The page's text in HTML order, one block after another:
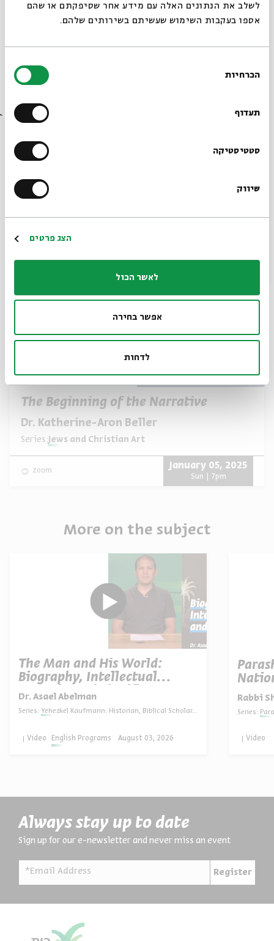
לשלב את הנתונים האלה עם מידע אחר שסיפקתם או שהם
אספו בעקבות השימוש שעשיתם בשירותים שלהם.
הסכמה
הכרחיות
תעדוף
סטטיסטיקה
שיווק
הצג פרטים
לאשר הכול
אפשר בחירה
לדחות
Sun | 7pm
Dr. Katherine-Aron Beller
The Beginning of the Narrative
Dr. Katherine-Aron Beller
Series: Jews and Christian Art
zoom
January 05, 2025
Sun | 7pm
More on the subject
The Man and His World:
Biography, Intellectual
Portrait, and Significance
Dr. Asael Abelman
Series: Yehezkel Kaufmann: Historian, Biblical Scholar, and Zionist Thinker
English Programs
Video August 03, 2026
Rabbi
Series:
Video
Always stay up to date
Sign up for our e-newsletter and never miss an event
*Email Address Register
BEIT AVI CHAI’s programs!
Sign up for our newsletter!